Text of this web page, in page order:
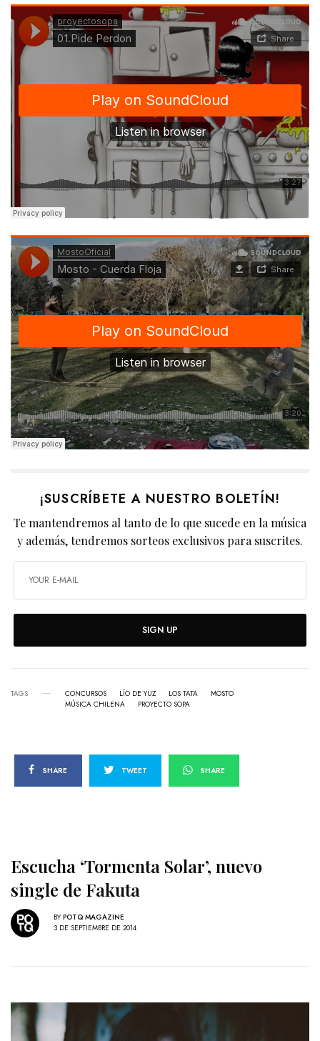
¡SUSCRÍBETE A NUESTRO BOLETÍN!
Te mantendremos al tanto de lo que sucede en la música
y además, tendremos sorteos exclusivos para suscrites.
SIGN UP
TAGS CONCURSOS LÍO DE YUZ LOS TATA
MOSTO
MÚSICA CHILENA
PROYECTO SOPA
SHARE TWEET SHARE
Escucha ‘Tormenta Solar’, nuevo
single de Fakuta
BY POTQ MAGAZINE
3 DE SEPTIEMBRE DE 2014